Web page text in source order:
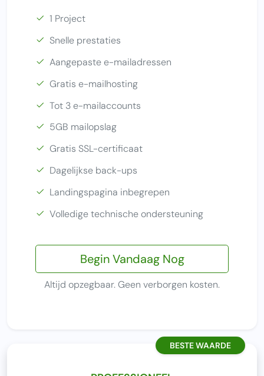
1 Project
Snelle prestaties
Aangepaste e-mailadressen
Gratis e-mailhosting
Tot 3 e-mailaccounts
5GB mailopslag
Gratis SSL-certificaat
Dagelijkse back-ups
Landingspagina inbegrepen
Volledige technische ondersteuning
Begin Vandaag Nog
Altijd opzegbaar. Geen verborgen kosten.
BESTE WAARDE